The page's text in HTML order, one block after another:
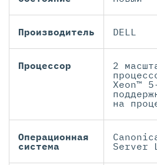
Производитель DELL
Процессор
2
Xeon™
на
Операционная
система
Server